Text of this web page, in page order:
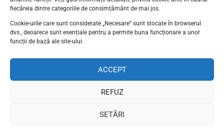
fiecăreia dintre categoriile de consimțământ de mai jos.
Cookie-urile care sunt considerate „Necesare” sunt stocate în browserul
dvs., deoarece sunt esențiale pentru a permite buna funcționare a unor
funcții de bază ale site-ului.
ACCEPT
REFUZ
SETĂRI
© Liceul German Goethe, Bucuresti - Toate
Politică de confidențialitate